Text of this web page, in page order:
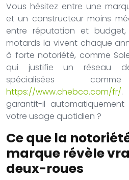
Vous hésitez entre une
et un constructeur moins
entre réputation et
motards la vivent chaque
à forte notoriété, comme
qui justifie un réseau
spécialisées
https://www.chebco.com/fr/.
garantit-il
votre usage quotidien ?
Ce que la
marque révèle
deux-roues